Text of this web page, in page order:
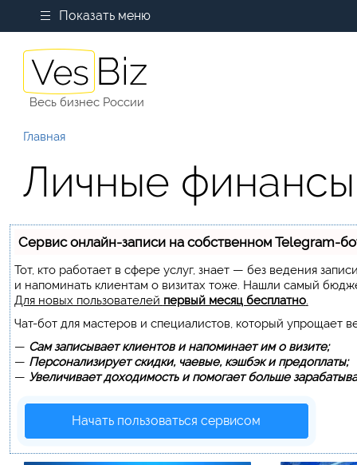
Показать меню
Весь бизнес России
Главная
Личные финансы
Сервис онлайн-записи на собственном Telegram-
Тот, кто работает в сфере услуг, знает — без ведения
и напоминать клиентам о визитах тоже. Нашли самый
Для новых пользователей первый месяц бесплатно.
Чат-бот для мастеров и специалистов, который упрощает
— Сам записывает клиентов и напоминает им о визите;
— Персонализирует скидки, чаевые, кэшбэк и предоплаты;
— Увеличивает доходимость и помогает больше
Начать пользоваться сервисом